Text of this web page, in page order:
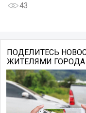
43
ПОДЕЛИТЕСЬ
ЖИТЕЛЯМИ ГОРОДА